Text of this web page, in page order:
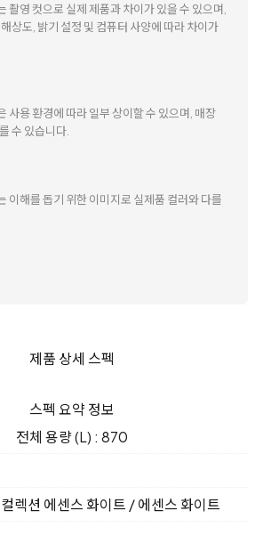
촬영 컷으로 실제 제품과 차이가 있을 수 있으며,
상도, 밝기 설정 및 컴퓨터 사양에 따라 차이가
사용 환경에 따라 일부 상이할 수 있으며, 매장
수 있습니다.
이해를 돕기 위한 이미지로 실제품 컬러와 다를
제품 상세 스펙
스펙 요약 정보
전체 용량 (L) : 870
렉션 에센스 화이트 / 에센스 화이트